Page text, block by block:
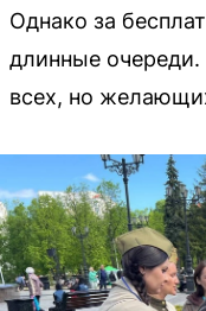
Однако за
длинные очереди.
всех, но